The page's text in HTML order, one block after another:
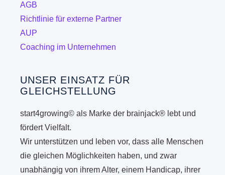
gewählt
AGB
Richtlinie für externe Partner
AUP
Coaching im Unternehmen
UNSER EINSATZ FÜR
GLEICHSTELLUNG
start4growing© als Marke der brainjack® lebt und
fördert Vielfalt.
Wir unterstützen und leben vor, dass alle Menschen
die gleichen Möglichkeiten haben, und zwar
unabhängig von ihrem Alter, einem Handicap, ihrer